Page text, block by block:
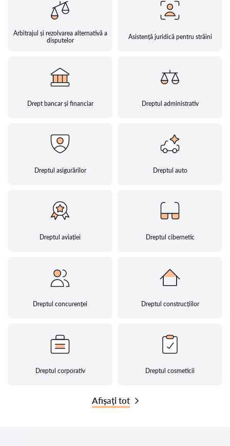
Arbitrajul și rezolvarea alternativă a
disputelor
Asistență juridică pentru străini
Drept bancar și financiar Dreptul administrativ
Dreptul asigurărilor Dreptul auto
Dreptul aviației Dreptul cibernetic
Dreptul concurenței Dreptul construcțiilor
Dreptul corporativ Dreptul cosmeticii
Afișați tot